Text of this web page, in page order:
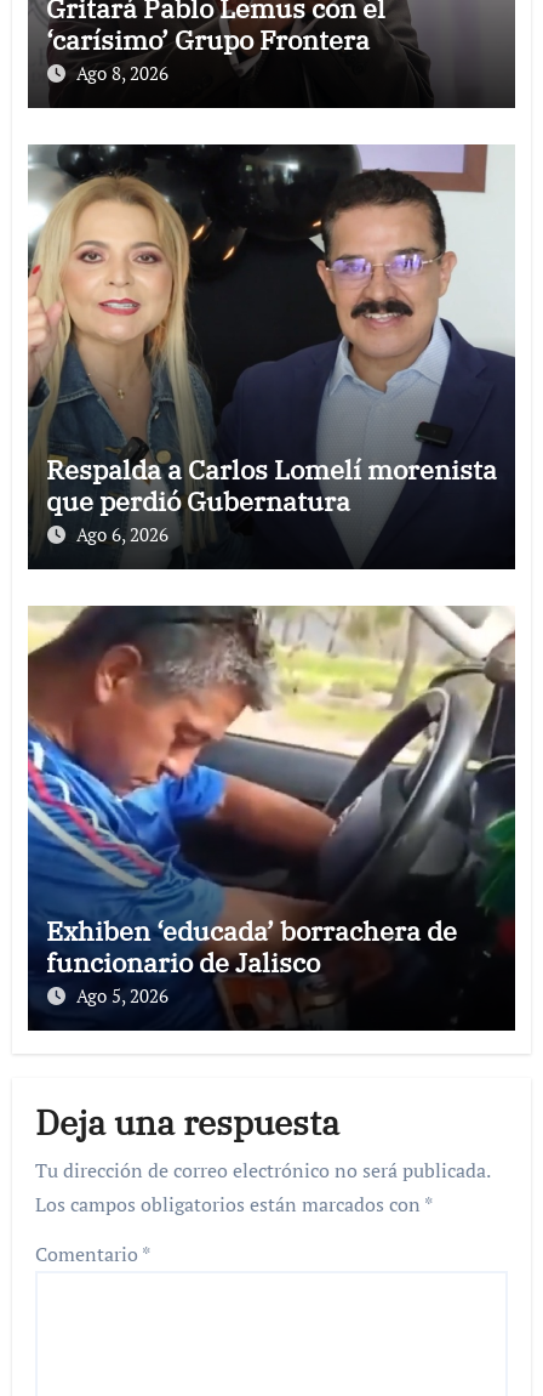
Gritará Pablo Lemus con el
‘carísimo’ Grupo Frontera
Ago 8, 2026
Respalda a Carlos Lomelí morenista
que perdió Gubernatura
Ago 6, 2026
Exhiben ‘educada’ borrachera de
funcionario de Jalisco
Ago 5, 2026
Deja una respuesta
Tu dirección de correo electrónico no será publicada.
Los campos obligatorios están marcados con *
Comentario *